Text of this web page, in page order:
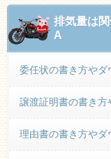
排気量は
A
委任状の書き方やダ
譲渡証明書の書き方
理由書の書き方やダ